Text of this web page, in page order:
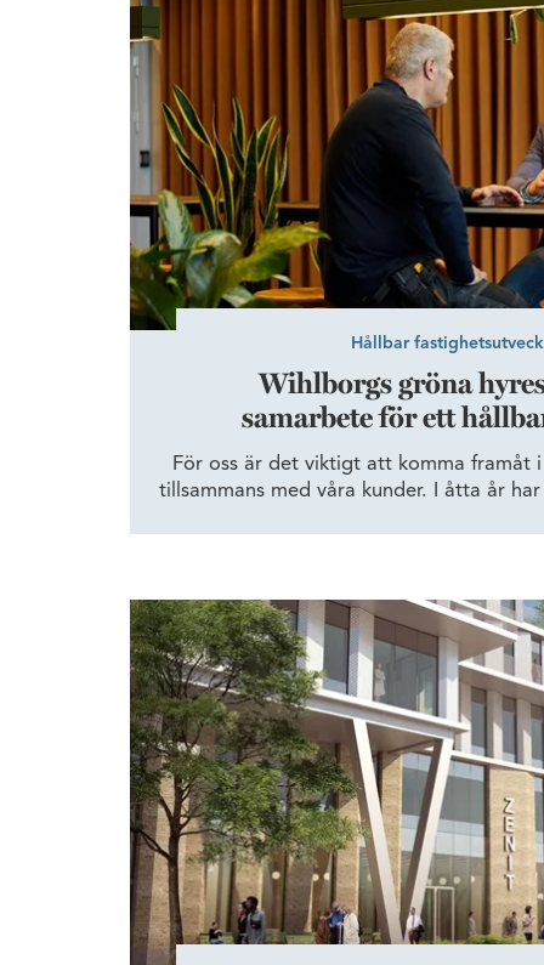
Hållbar
Wihlborgs gröna
samarbete för ett
För oss är det viktigt att komma framåt
tillsammans med våra kunder. I åtta år
ingått samarbete med oss –
Fokus på medarbetarnas välmående när